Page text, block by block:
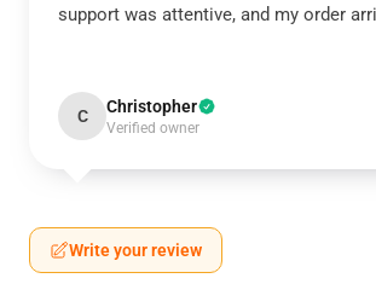
support was attentive, and my order
C Christopher
Verified owner
Write your review